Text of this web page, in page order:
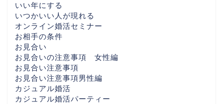
いい年にする
いつかいい人が現れる
オンライン婚活セミナー
お相手の条件
お見合い
お見合いの注意事項 女性編
お見合い注意事項
お見合い注意事項男性編
カジュアル婚活
カジュアル婚活パーティー